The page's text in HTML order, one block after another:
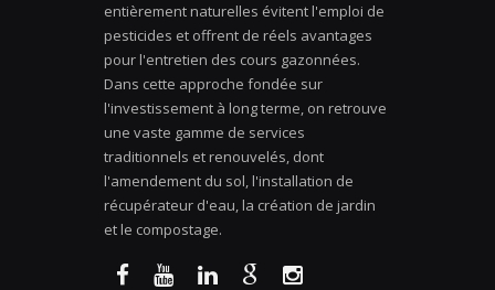
entièrement naturelles évitent l'emploi de
pesticides et offrent de réels avantages
pour l'entretien des cours gazonnées.
Dans cette approche fondée sur
l'investissement à long terme, on retrouve
une vaste gamme de services
traditionnels et renouvelés, dont
l'amendement du sol, l'installation de
récupérateur d'eau, la création de jardin
et le compostage.